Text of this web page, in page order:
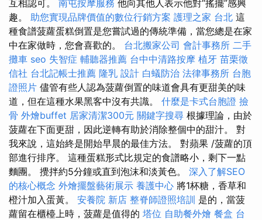
互相認可。 南屯按摩服務 他向其他人表示他對“搖擺”感興
趣。 助您實現品牌價值的數位行銷方案 護理之家 台北 這
種食譜菠蘿蛋糕倒置是您嘗試過的傳統準備，當您總是在家
中在家做時，您會喜歡的。 台北搬家公司 會計事務所 二手
攤車 seo 失智症 輔聽器推薦 台中中清路按摩 植牙 苗栗徵
信社 台北記帳士推薦 隆乳 設計 白蟻防治 法律事務所 台胞
證照片 儘管有些人認為菠蘿倒置的味道會具有更甜美的味
道，但在這種水果黑客中沒有共識。 什麼是卡式台胞證 撿
骨 外燴buffet 居家清潔300元 關鍵字搜尋 根據理論，由於
菠蘿在下面更甜，因此逆轉有助於消除整個中的甜汁。 對
我來說，這始終是開始早晨的最佳方法。 對蘋果 /菠蘿的頂
部進行排序。 這種蛋糕形式比規定的食譜略小，剩下一點
麵團。 攪拌約5分鐘或直到泡沫和淡黃色。 深入了解SEO
的核心概念 外燴擺盤藝術展示 養護中心 將1杯糖，香草和
橙汁加入蛋黃。 安養院 新店 整脊師證照培訓 是的，當菠
蘿留在櫃檯上時，菠蘿是值得的 塔位 自助餐外燴 餐盒 台